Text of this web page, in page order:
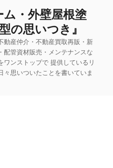
・外壁屋根塗
の思いつき』
動産仲介・不動産買取再販・新
配管資材販売・メンテナンスな
ワンストップで 提供しているリ
々思いついたことを書いていま